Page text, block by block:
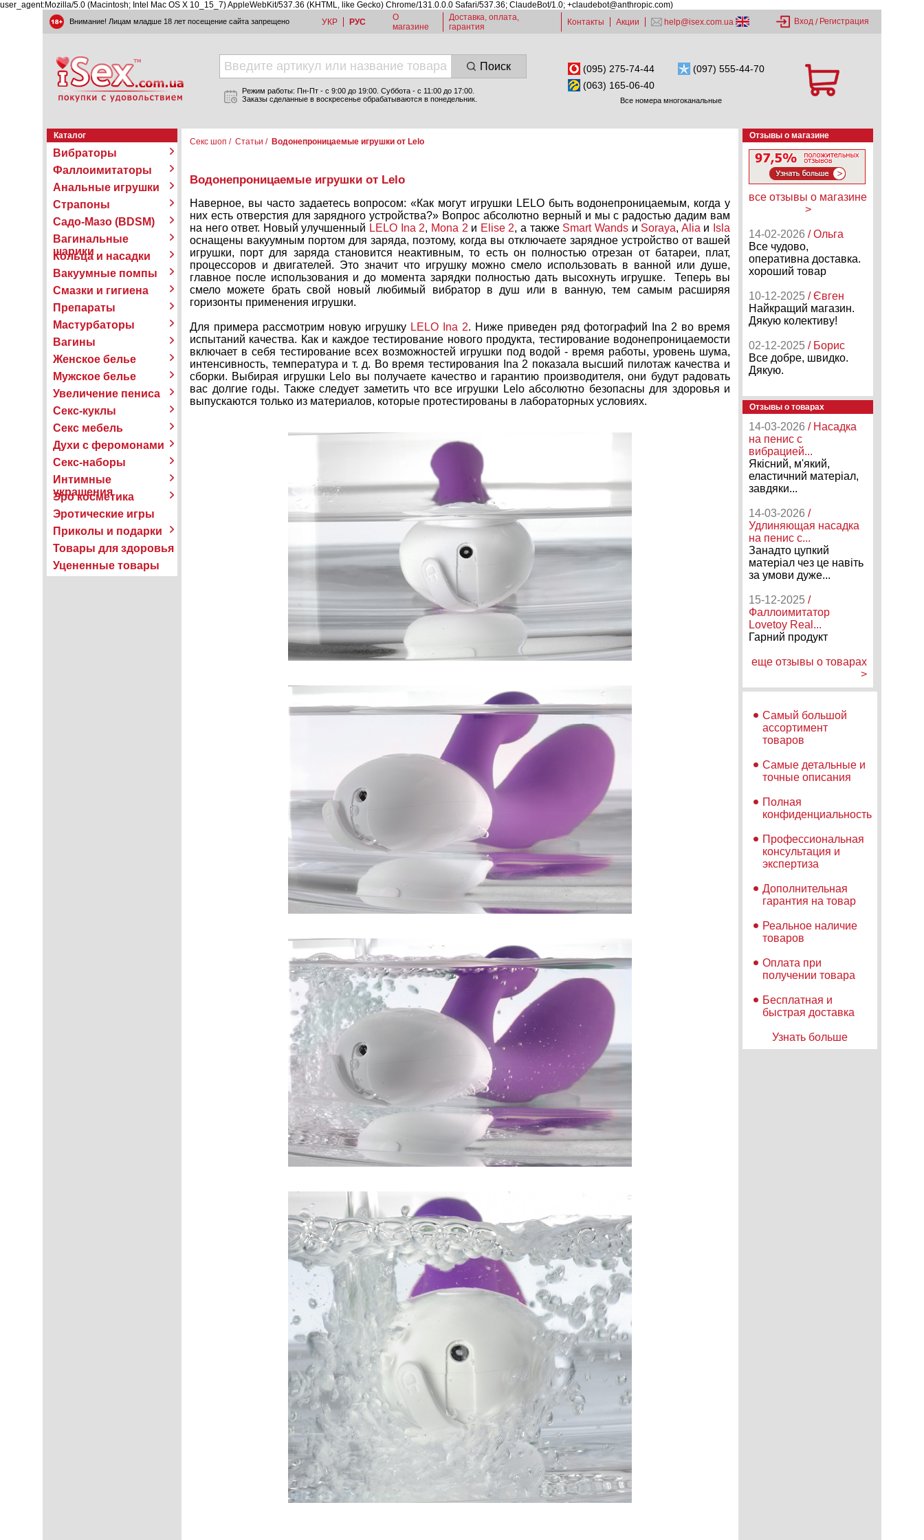
user_agent:Mozilla/5.0 (Macintosh; Intel Mac OS X 10_15_7) AppleWebKit/537.36 (KHTML, like Gecko) Chrome/131.0.0.0 Safari/537.36; ClaudeBot/1.0; +claudebot@anthropic.com)
Внимание! Лицам младше 18 лет посещение сайта запрещено УКР РУС
О
магазине
Доставка, оплата,
гарантия
Контакты Акции help@isex.com.ua Вход / Регистрация
Поиск
Режим работы: Пн-Пт - c 9:00 до 19:00. Суббота - с 11:00 до 17:00.
Заказы сделанные в воскресенье обрабатываются в понедельник.
(095) 275-74-44
(097) 555-44-70
(063) 165-06-40
Все номера многоканальные
Каталог
Вибраторы
Фаллоимитаторы
Анальные игрушки
Страпоны
Садо-Мазо (BDSM)
Вагинальные
шарики
Кольца и насадки
Вакуумные помпы
Смазки и гигиена
Препараты
Мастурбаторы
Вагины
Женское белье
Мужское белье
Увеличение пениса
Секс-куклы
Секс мебель
Духи с феромонами
Секс-наборы
Интимные
украшения
Эро косметика
Эротические игры
Приколы и подарки
Товары для здоровья
Уцененные товары
Секс шоп / Статьи / Водонепроницаемые игрушки от Lelo
Водонепроницаемые игрушки от Lelo
Наверное, вы часто задаетесь вопросом: «Как могут игрушки LELO быть водонепроницаемым, когда у
них есть отверстия для зарядного устройства?» Вопрос абсолютно верный и мы с радостью дадим вам
на него ответ. Новый улучшенный LELO Ina 2, Mona 2 и Elise 2, а также Smart Wandsи Soraya, Alia и Isla
оснащены вакуумным портом для заряда, поэтому, когда вы отключаете зарядное устройство от вашей
игрушки, порт для заряда становится неактивным, то есть он полностью отрезан от батареи, плат,
процессоров и двигателей. Это значит что игрушку можно смело использовать в ванной или душе,
главное после использования и до момента зарядки полностью дать высохнуть игрушке. Теперь вы
смело можете брать свой новый любимый вибратор в душ или в ванную, тем самым расширяя
горизонты применения игрушки.
Для примера рассмотрим новую игрушку LELO Ina 2. Ниже приведен ряд фотографий Ina 2 во время
испытаний качества. Как и каждое тестирование нового продукта, тестирование водонепроницаемости
включает в себя тестирование всех возможностей игрушки под водой - время работы, уровень шума,
интенсивность, температура и т. д. Во время тестирования Ina 2 показала высший пилотаж качества и
сборки. Выбирая игрушки Lelo вы получаете качество и гарантию производителя, они будут радовать
вас долгие годы. Также следует заметить что все игрушки Lelo абсолютно безопасны для здоровья и
выпускаются только из материалов, которые протестированы в лабораторных условиях.
Отзывы о магазине
все отзывы о магазине
>
14-02-2026 / Ольга
Все чудово,
оперативна доставка.
хороший товар
10-12-2025 / Євген
Найкращий магазин.
Дякую колективу!
02-12-2025 / Борис
Все добре, швидко.
Дякую.
Отзывы о товарах
14-03-2026 / Насадка
на пенис с
вибрацией...
Якісний, м'який,
еластичний матеріал,
завдяки...
14-03-2026 /
Удлиняющая насадка
на пенис с...
Занадто цупкий
матеріал чез це навіть
за умови дуже...
15-12-2025 /
Фаллоимитатор
Lovetoy Real...
Гарний продукт
еще отзывы о товарах
>
Самый большой
ассортимент
товаров
Самые детальные и
точные описания
Полная
конфиденциальность
Профессиональная
консультация и
экспертиза
Дополнительная
гарантия на товар
Реальное наличие
товаров
Оплата при
получении товара
Бесплатная и
быстрая доставка
Узнать больше